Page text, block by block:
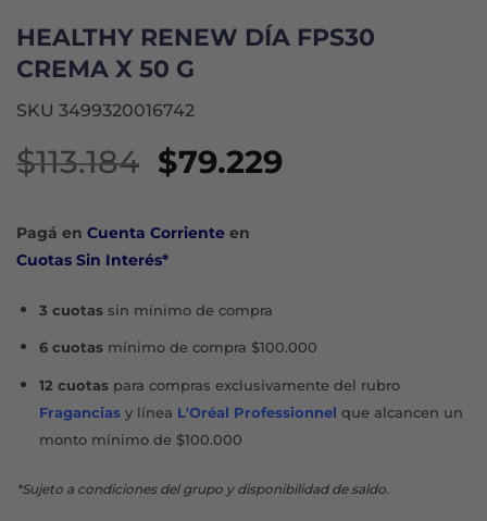
HEALTHY RENEW DÍA FPS30
CREMA X 50 G
SKU 3499320016742
$113.184 El
original
era:
$79.229El
Pagá en Cuenta Corriente en
Cuotas Sin Interés*
3 cuotassin mínimo de compra
6 cuotasmínimo de compra $100.000
12 cuotaspara compras exclusivamente del rubro
Fraganciasy línea L'Oréal Professionnel que alcancen un
monto mínimo de $100.000
*Sujeto a condiciones del grupo y disponibilidad de saldo.